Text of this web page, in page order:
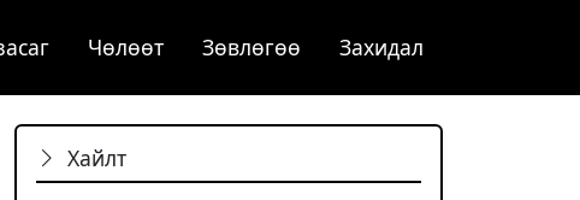
Чѳлѳѳт Зөвлөгөө Захидал
Хайлт